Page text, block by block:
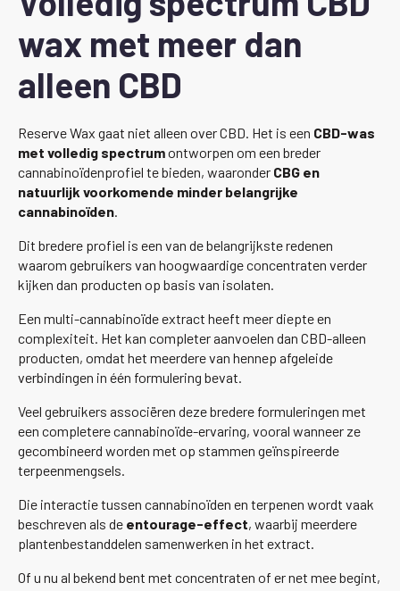
wax met meer dan
alleen CBD
Reserve Wax gaat niet alleen over CBD. Het is een CBD-was
met volledig spectrumontworpen om een breder
cannabinoïdenprofiel te bieden, waaronder CBG en
natuurlijk voorkomende minder belangrijke
cannabinoïden
Dit bredere profiel is een van de belangrijkste redenen
waarom gebruikers van hoogwaardige concentraten verder
kijken dan producten op basis van isolaten.
Een multi-cannabinoïde extract heeft meer diepte en
complexiteit. Het kan completer aanvoelen dan CBD-alleen
producten, omdat het meerdere van hennep afgeleide
verbindingen in één formulering bevat.
Veel gebruikers associëren deze bredere formuleringen met
een completere cannabinoïde-ervaring, vooral wanneer ze
gecombineerd worden met op stammen geïnspireerde
terpeenmengsels.
Die interactie tussen cannabinoïden en terpenen wordt vaak
beschreven als de entourage-effect, waarbij meerdere
plantenbestanddelen samenwerken in het extract.
Of u nu al bekend bent met concentraten of er net mee begint,